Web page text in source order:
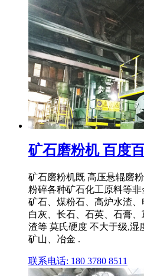
矿石磨粉机 百度
矿石磨粉机既 高压悬辊磨
粉碎各种矿石化工原料等
矿石、煤粉石、高炉水渣、
白灰、长石、石英、石膏
渣等 莫氏硬度 不大于级,湿
矿山、冶金 .
联系电话: 180 3780 8511